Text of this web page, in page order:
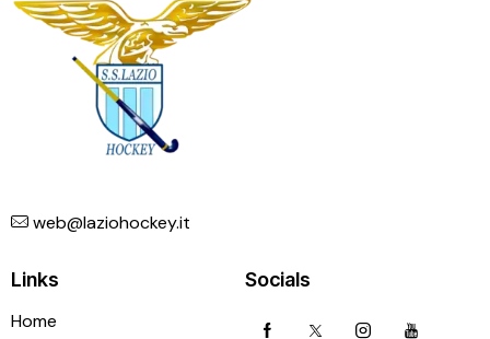
web@laziohockey.it
Links
Home
Socials